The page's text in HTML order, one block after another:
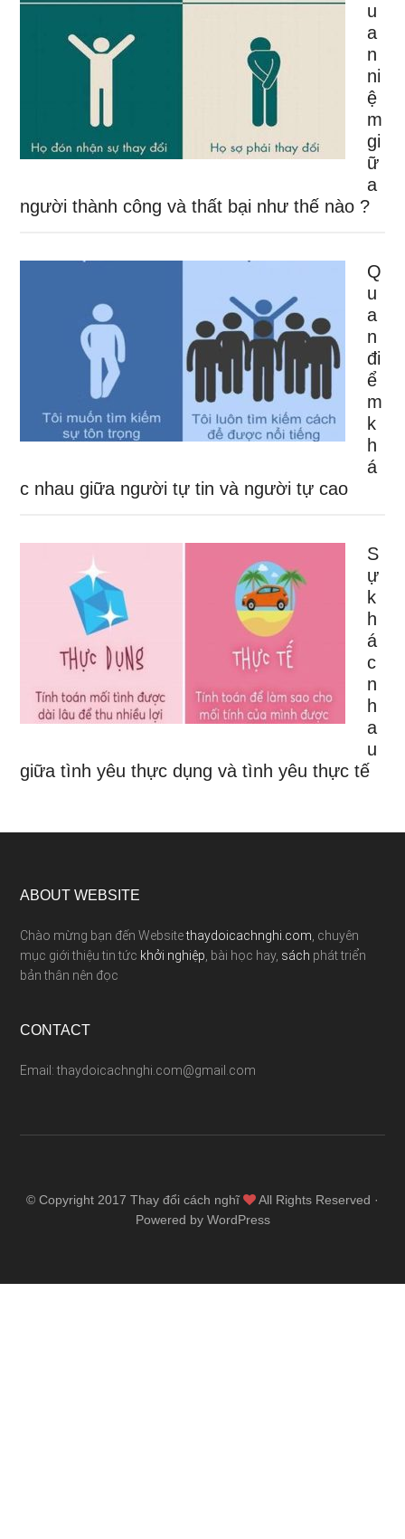
u
a
n
ni
ệ
m
gi
ữ
a
người thành công và thất bại như thế nào ?
Q
u
a
n
đi
ể
m
k
h
á
c nhau giữa người tự tin và người tự cao
S
ự
k
h
á
c
n
h
a
u
giữa tình yêu thực dụng và tình yêu thực tế
ABOUT WEBSITE
Chào mừng bạn đến Websitethaydoicachnghi.com , chuyên
mục giới thiệu tin tức khởi nghiệp , bài học hay, sách phát triển
bản thân nên đọc
CONTACT
Email: thaydoicachnghi.com@gmail.com
© Copyright 2017 Thay đổi cách nghĩ
All Rights Reserved ·
Powered by WordPress